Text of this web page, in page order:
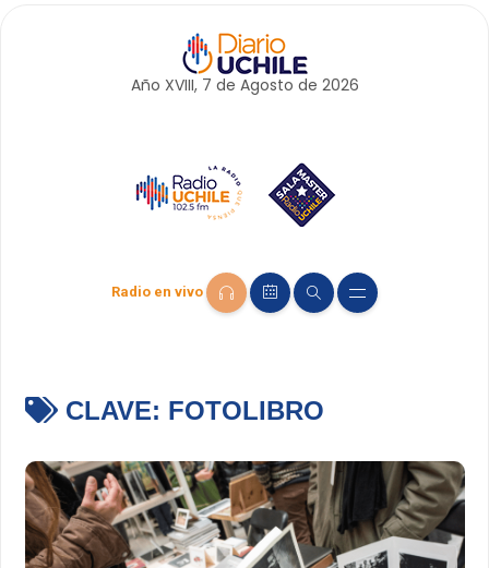
Año XVIII, 7 de Agosto de 2026
Radio en vivo
CLAVE: FOTOLIBRO